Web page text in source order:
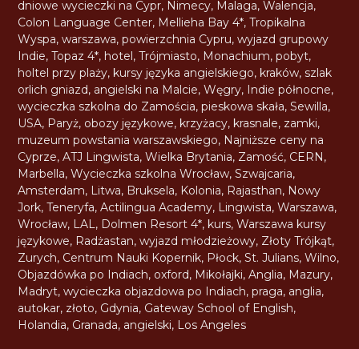
dniowe wycieczki na Cypr, Nimecy, Malaga,Walencja,
Colon Language Center, Mellieha Bay 4*,Tropikalna
Wyspa,warszawa,powierzchnia Cypru,wyjazd grupowy
Indie,Topaz 4*, hotel,Trójmiasto, Monachium,pobyt,
holtel przy plaży, kursy języka angielskiego, kraków,szlak
orlich gniazd, angielski na Malcie,Węgry, Indie północne,
wycieczka szkolna do Zamościa,pieskowa skała,Sewilla,
USA, Paryż, obozy językowe, krzyżacy, krasnale, zamki,
muzeum powstania warszawskiego, Najniższe ceny na
Cyprze,ATJ Lingwista,Wielka Brytania, Zamość, CERN,
Marbella,Wycieczka szkolna Wrocław,Szwajcaria,
Amsterdam, Litwa, Bruksela, Kolonia, Rajasthan, Nowy
Jork,Teneryfa,Actilingua Academy, Lingwista,Warszawa,
Wrocław, LAL, Dolmen Resort 4*, kurs,Warszawa kursy
językowe, Radżastan,wyjazd młodzieżowy, Złoty Trójkąt,
Zurych, Centrum Nauki Kopernik, Płock,St. Julians,Wilno,
Objazdówka po Indiach, oxford, Mikołajki,Anglia, Mazury,
Madryt,wycieczka objazdowa po Indiach,praga, anglia,
autokar, złoto, Gdynia, Gateway School of English,
Holandia, Granada, angielski, Los Angeles